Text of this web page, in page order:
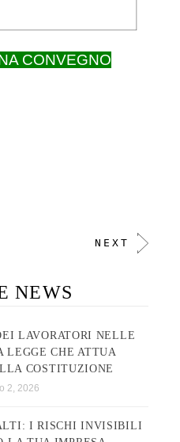
CONVEGNO
NEXT
NEWS
LAVORATORI NELLE
LEGGE CHE ATTUA
COSTITUZIONE
2, 2026
I RISCHI INVISIBILI